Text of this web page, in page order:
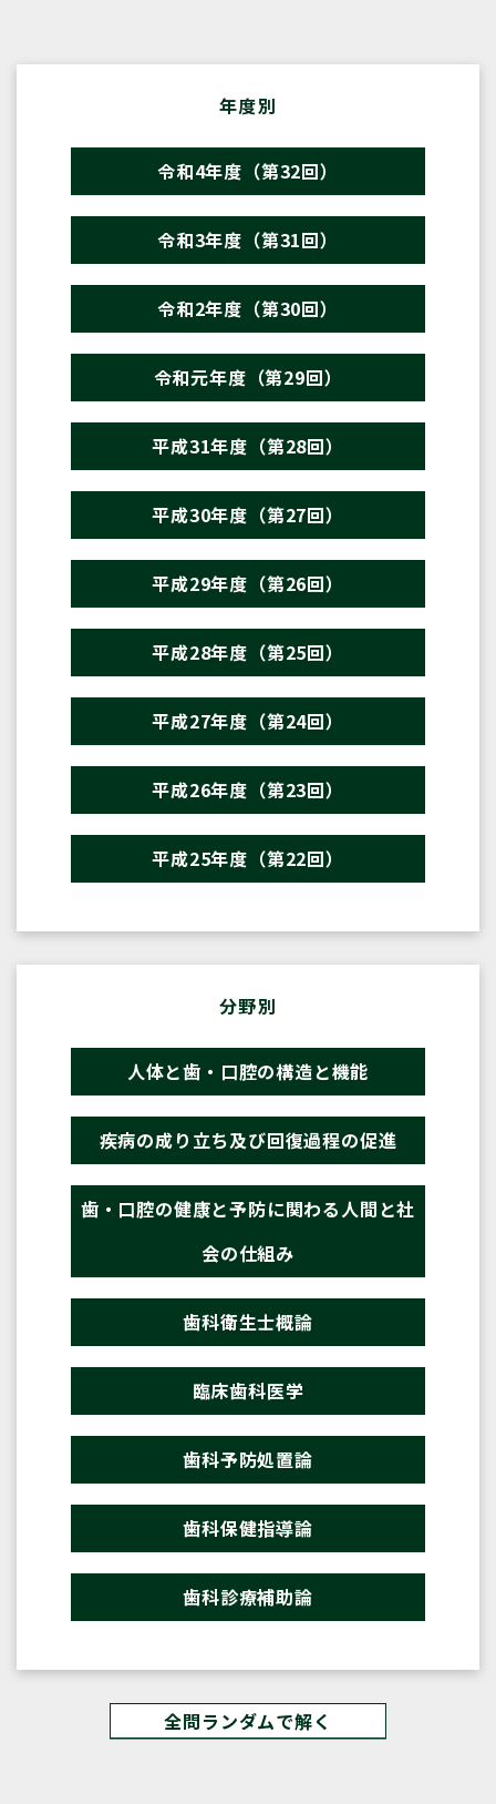
年度別
令和4年度（第32回）
令和3年度（第31回）
令和2年度（第30回）
令和元年度（第29回）
平成31年度（第28回）
平成30年度（第27回）
平成29年度（第26回）
平成28年度（第25回）
平成27年度（第24回）
平成26年度（第23回）
平成25年度（第22回）
分野別
人体と歯・口腔の構造と機能
疾病の成り立ち及び回復過程の促進
歯・口腔の健康と予防に関わる人間と社
会の仕組み
歯科衛生士概論
臨床歯科医学
歯科予防処置論
歯科保健指導論
歯科診療補助論
全問ランダムで解く